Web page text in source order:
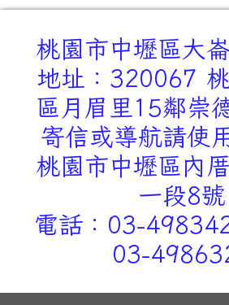
桃園市中壢區大
地址：320067
區月眉里15鄰崇
寄信或導航請使
桃園市中壢區內
一段8號
電話：03-
03-